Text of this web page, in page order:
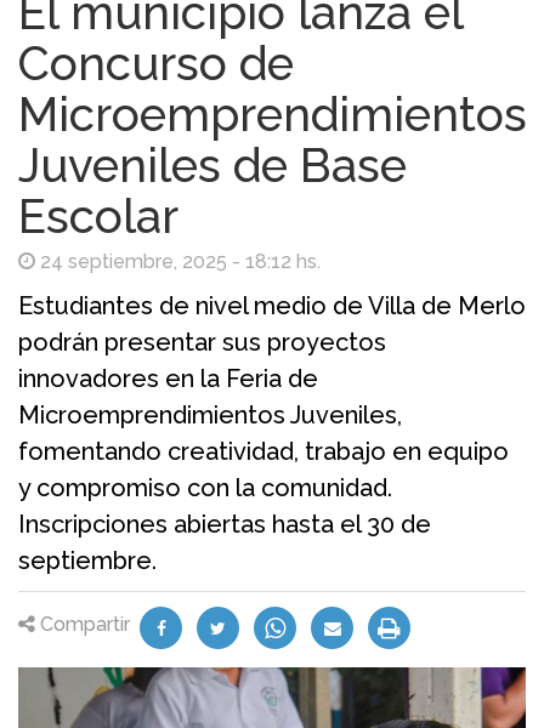
El municipio lanza el
Concurso de
Microemprendimientos
Juveniles de Base
Escolar
24 septiembre, 2025 - 18:12 hs.
Estudiantes de nivel medio de Villa de Merlo
podrán presentar sus proyectos
innovadores en la Feria de
Microemprendimientos Juveniles,
fomentando creatividad, trabajo en equipo
y compromiso con la comunidad.
Inscripciones abiertas hasta el 30 de
septiembre.
Compartir